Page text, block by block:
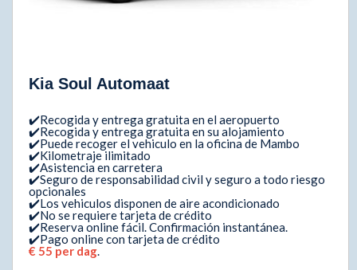
Kia Soul Automaat
✔️Recogida y entrega gratuita en el aeropuerto
✔️Recogida y entrega gratuita en su alojamiento
✔️Puede recoger el vehiculo en la oficina de Mambo
✔️Kilometraje ilimitado
✔️Asistencia en carretera
✔️Seguro de responsabilidad civil y seguro a todo riesgo
opcionales
✔️Los vehiculos disponen de aire acondicionado
✔️No se requiere tarjeta de crédito
✔️Reserva online fácil. Confirmación instantánea.
✔️Pago online con tarjeta de crédito
€ 55 per dag.